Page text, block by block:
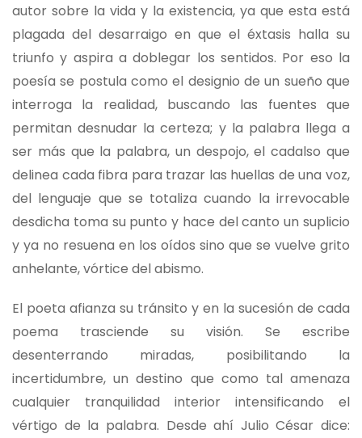
autor sobre la vida y la existencia, ya que esta está
plagada del desarraigo en que el éxtasis halla su
triunfo y aspira a doblegar los sentidos. Por eso la
poesía se postula como el designio de un sueño que
interroga la realidad, buscando las fuentes que
permitan desnudar la certeza; y la palabra llega a
ser más que la palabra, un despojo, el cadalso que
delinea cada fibra para trazar las huellas de una voz,
del lenguaje que se totaliza cuando la irrevocable
desdicha toma su punto y hace del canto un suplicio
y ya no resuena en los oídos sino que se vuelve grito
anhelante, vórtice del abismo.
El poeta afianza su tránsito y en la sucesión de cada
poema trasciende su visión. Se escribe
desenterrando miradas, posibilitando la
incertidumbre, un destino que como tal amenaza
cualquier tranquilidad interior intensificando el
vértigo de la palabra. Desde ahí Julio César dice: